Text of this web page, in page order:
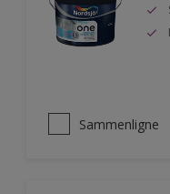
Sammenligne